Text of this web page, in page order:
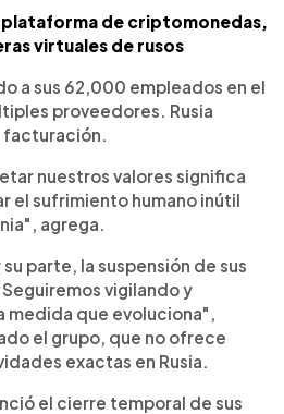
plataforma de criptomonedas,
virtuales de rusos
a sus 62,000 empleados en el
proveedores. Rusia
facturación.
nuestros valores significa
el sufrimiento humano inútil
agrega.
parte, la suspensión de sus
vigilando y
medida que evoluciona",
el grupo, que no ofrece
exactas en Rusia.
el cierre temporal de sus